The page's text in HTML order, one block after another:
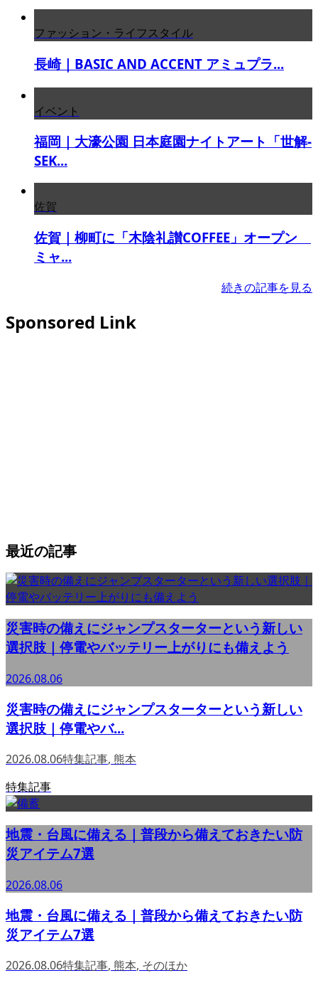
ファッション・ライフスタイル
長崎｜BASIC AND ACCENT アミュプラ...
イベント
福岡｜大濠公園 日本庭園ナイトアート「世解-
SEK...
佐賀
佐賀｜柳町に「木陰礼讃COFFEE」オープン
ミャ...
続きの記事を見る
Sponsored Link
最近の記事
災害時の備えにジャンプスターターという新しい
選択肢｜停電やバッテリー上がりにも備えよう
2026.08.06
災害時の備えにジャンプスターターという新しい
選択肢｜停電やバ...
2026.08.06特集記事, 熊本
特集記事
地震・台風に備える｜普段から備えておきたい防
災アイテム7選
2026.08.06
地震・台風に備える｜普段から備えておきたい防
災アイテム7選
2026.08.06特集記事, 熊本, そのほか